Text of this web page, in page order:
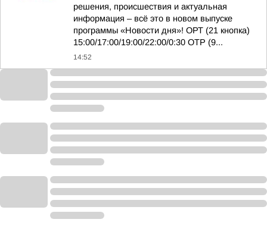
решения, происшествия и актуальная
информация – всё это в новом выпуске
программы «Новости дня»! ОРТ (21 кнопка)
15:00/17:00/19:00/22:00/0:30 ОТР (9...
14:52